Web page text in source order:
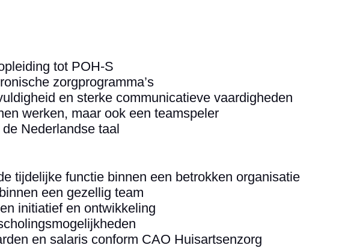
tot POH-S
zorgprogramma’s
en sterke communicatieve vaardigheden
werken, maar ook een teamspeler
Nederlandse taal
tijdelijke functie binnen een betrokken organisatie
een gezellig team
initiatief en ontwikkeling
en salaris conform CAO Huisartsenzorg